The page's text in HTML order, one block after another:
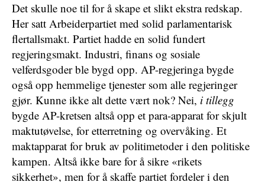
Det skulle noe til for å skape et slikt ekstra redskap.
Her satt Arbeiderpartiet med solid parlamentarisk
flertallsmakt. Partiet hadde en solid fundert
regjeringsmakt. Industri, finans og sosiale
velferdsgoder ble bygd opp. AP-regjeringa bygde
også opp hemmelige tjenester som alle regjeringer
gjør. Kunne ikke alt dette vært nok? Nei, i tillegg
bygde AP-kretsen altså opp et para-apparat for skjult
maktutøvelse, for etterretning og overvåking. Et
maktapparat for bruk av politimetoder i den politiske
kampen. Altså ikke bare for å sikre «rikets
sikkerhet», men for å skaffe partiet fordeler i den